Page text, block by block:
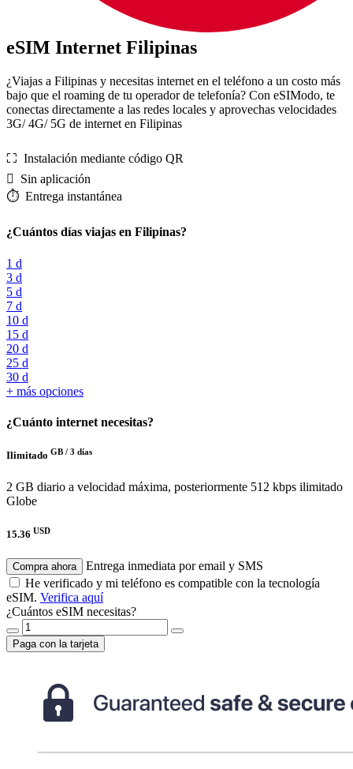
eSIM Internet Filipinas
¿Viajas a Filipinas y necesitas internet en el teléfono a un costo más
bajo que el roaming de tu operador de telefonía? Con eSIModo, te
conectas directamente a las redes locales y aprovechas velocidades
3G/ 4G/ 5G de internet en Filipinas
⛶️️ Instalación mediante código QR
️ Sin aplicación
⏱️️ Entrega instantánea
¿Cuántos días viajas en Filipinas?
1 d
3 d
5 d
7 d
10 d
15 d
20 d
25 d
30 d
+ más opciones
¿Cuánto internet necesitas?
Ilimitado GB / 3 días
2 GB diario a velocidad máxima, posteriormente 512 kbps ilimitado
Globe
15.36 USD
Compra ahora
Entrega inmediata por email y SMS
He verificado y mi teléfono es compatible con la tecnología
eSIM. Verifica aquí
¿Cuántos eSIM necesitas?
Paga con la tarjeta